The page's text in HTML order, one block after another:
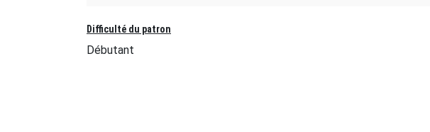
Difficulté du patron
Débutant